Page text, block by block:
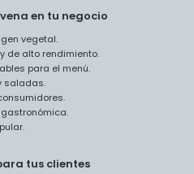
en tu negocio
vegetal.
de alto rendimiento.
para el menú.
saladas.
tus clientes